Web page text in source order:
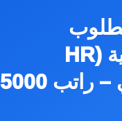
مسؤول/ة موارد بشرية (HR
Admin) في قلب دبي – راتب 5000